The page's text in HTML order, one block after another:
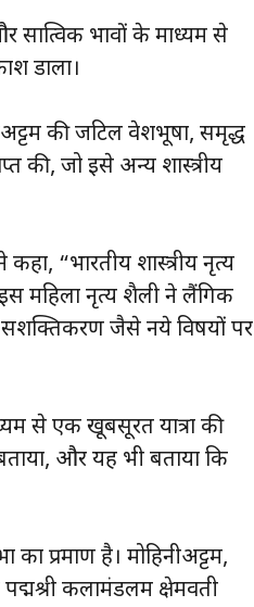
सात्विक भावों के माध्यम से
डाला।
की जटिल वेशभूषा, समृद्ध
की, जो इसे अन्य शास्त्रीय
“भारतीय शास्त्रीय नृत्य
महिला नृत्य शैली ने लैंगिक
सशक्तिकरण जैसे नये विषयों पर
से एक खूबसूरत यात्रा की
और यह भी बताया कि
का प्रमाण है। मोहिनीअट्टम,
कलामंडलम क्षेमवती